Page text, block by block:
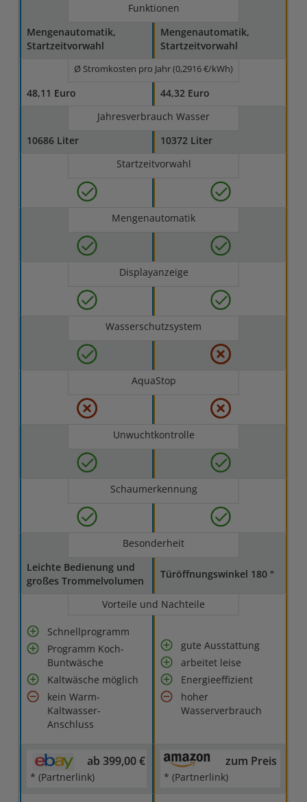
Funktionen
Mengenautomatik,
Startzeitvorwahl
Mengenautomatik,
Startzeitvorwahl
Ø Stromkosten pro Jahr (0,2916 €/kWh)
48,11 Euro
44,32 Euro
Jahresverbrauch Wasser
10686 Liter
10372 Liter
Startzeitvorwahl
Mengenautomatik
Displayanzeige
Wasserschutzsystem
AquaStop
Unwuchtkontrolle
Schaumerkennung
Besonderheit
Leichte Bedienung und
großes Trommelvolumen
Türöffnungswinkel 180 °
Vorteile und Nachteile
Schnellprogramm
Programm Koch-
Buntwäsche
Kaltwäsche möglich
kein Warm-
Kaltwasser-
Anschluss
gute Ausstattung
arbeitet leise
Energieeffizient
hoher
Wasserverbrauch
ab 399,00 €
* (Partnerlink)
zum Preis
* (Partnerlink)